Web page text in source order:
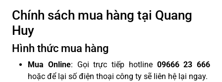
Chính sách mua hàng tại Quang
Huy
Hình thức mua hàng
Mua Online: Gọi trực tiếp hotline 09666 23 666
hoặc để lại số điện thoại công ty sẽ liên hệ lại ngay.